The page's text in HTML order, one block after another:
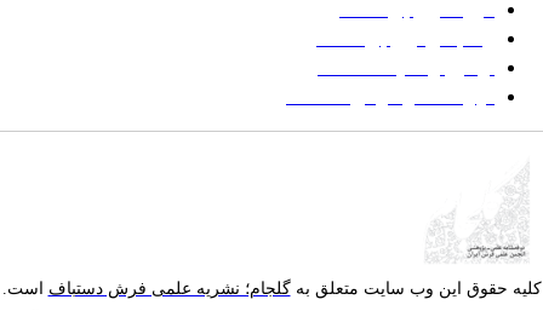
فرایند ارزیابی مقاله
زمانبندی ارزیابی مقاله
توضیح وضعیت مقالات
فهرست موضوعی مقاله‌ها
حقوق این وب سایت متعلق بهگلجام؛ نشریه علمی فرش دستبافاست.